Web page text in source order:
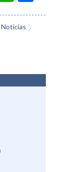
App
Noticias